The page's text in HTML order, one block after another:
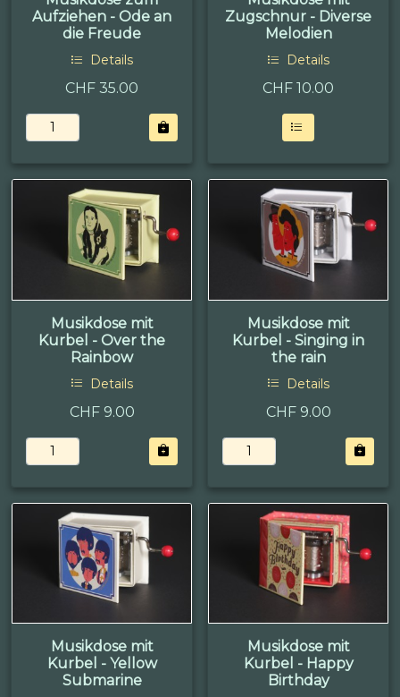
Aufziehen - Ode an
die Freude
Details
CHF 35.00
Zugschnur - Diverse
Melodien
Details
CHF 10.00
Musikdose mit
Kurbel - Over the
Rainbow
Details
CHF 9.00
Musikdose mit
Kurbel - Singing in
the rain
Details
CHF 9.00
Musikdose mit
Kurbel - Yellow
Submarine
Musikdose mit
Kurbel - Happy
Birthday